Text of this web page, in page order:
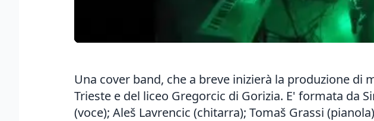
Una cover band, che a breve inizierà la produzione di
Trieste e del liceo Gregorcic di Gorizia. E' formata da
(voce); Aleš Lavrencic (chitarra); Tomaš Grassi